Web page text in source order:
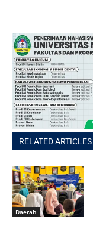
RELATED ARTICLES
Daerah